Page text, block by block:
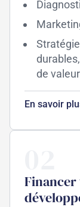
de valeur
En savoir